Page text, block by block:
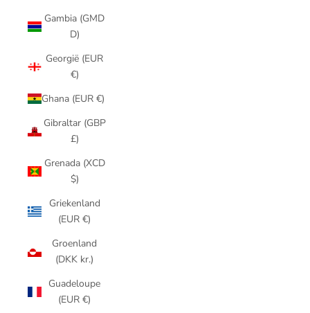
Gambia (GMD
D)
Georgië (EUR
€)
Ghana (EUR €)
Gibraltar (GBP
£)
Grenada (XCD
$)
Griekenland
(EUR €)
Groenland
(DKK kr.)
Guadeloupe
(EUR €)